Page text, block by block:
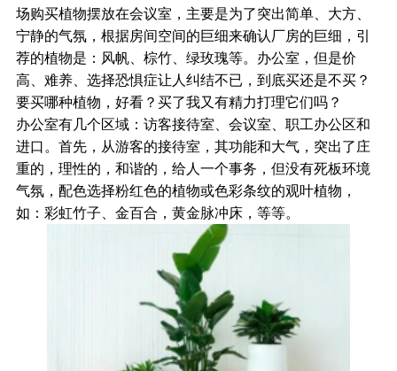
场购买植物摆放在会议室，主要是为了突出简单、大方、
宁静的气氛，根据房间空间的巨细来确认厂房的巨细，引
荐的植物是：风帆、棕竹、绿玫瑰等。办公室，但是价
高、难养、选择恐惧症让人纠结不已，到底买还是不买？
要买哪种植物，好看？买了我又有精力打理它们吗？
办公室有几个区域：访客接待室、会议室、职工办公区和
进口。首先，从游客的接待室，其功能和大气，突出了庄
重的，理性的，和谐的，给人一个事务，但没有死板环境
气氛，配色选择粉红色的植物或色彩条纹的观叶植物，
如：彩虹竹子、金百合，黄金脉冲床，等等。